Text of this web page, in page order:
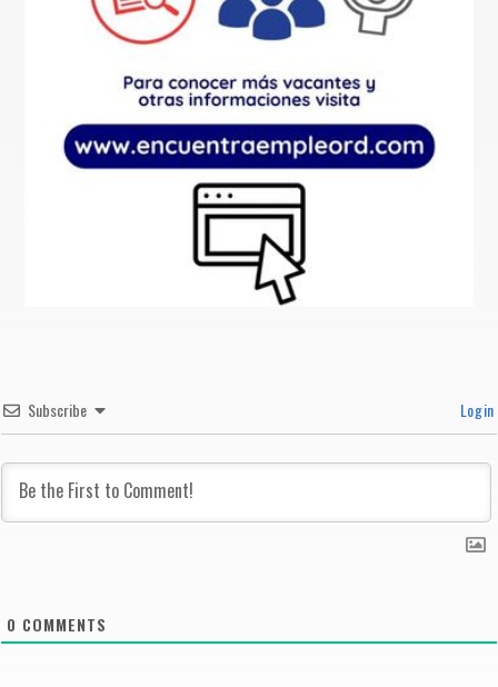
Subscribe Login
0 COMMENTS